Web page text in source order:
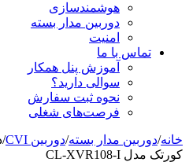
هوشمندسازی
دوربین مدار بسته
امنیت
تماس با ما
آموزش پنل همکار
سوالی دارید؟
نحوه ثبت سفارش
فرصت‌های شغلی
خانه/دوربین مدار بسته/دوربین CVI /
کورتک مدل CL-XVR108-I